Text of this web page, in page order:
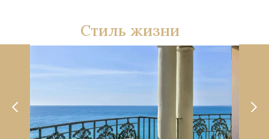
Стиль жизни